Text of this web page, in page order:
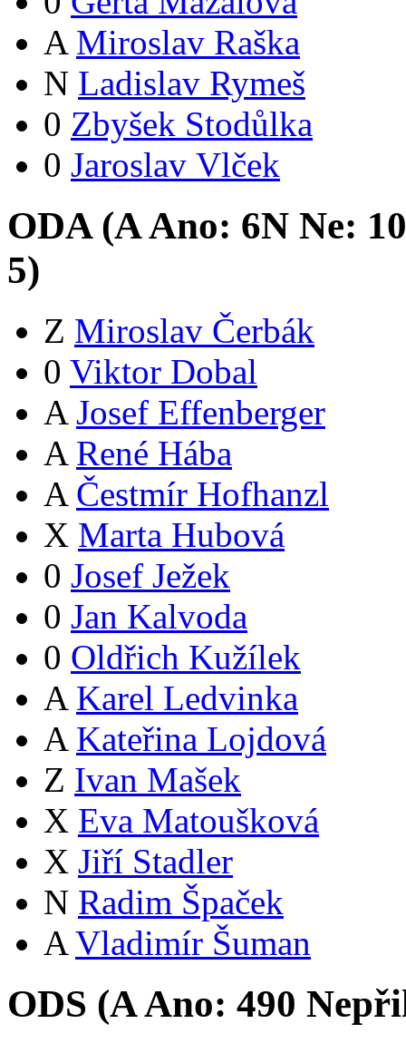
A Miroslav Raška
N Ladislav Rymeš
0 Zbyšek Stodůlka
0 Jaroslav Vlček
ODA (AAno: 6N Ne: 10
5)
Z Miroslav Čerbák
0 Viktor Dobal
A Josef Effenberger
A René Hába
A Čestmír Hofhanzl
X Marta Hubová
0 Josef Ježek
0 Jan Kalvoda
0 Oldřich Kužílek
A Karel Ledvinka
A Kateřina Lojdová
Z Ivan Mašek
X Eva Matoušková
X Jiří Stadler
N Radim Špaček
A Vladimír Šuman
ODS (AAno: 490